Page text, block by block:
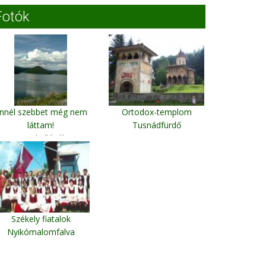
szebbet még nem
láttam!
A Küküllőnél
Ortodox-templom
Tusnádfürdő
Székely fiatalok
Nyikómalomfalva